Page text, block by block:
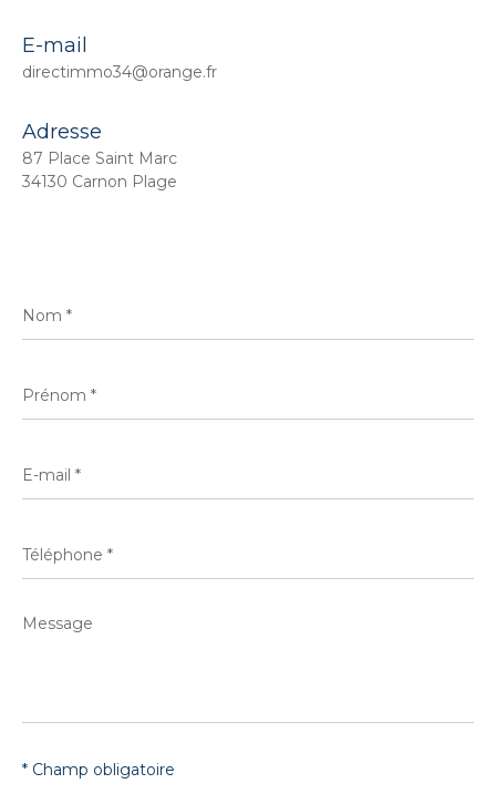
E-mail
directimmo34@orange.fr
Adresse
87 Place Saint Marc
34130 Carnon Plage
*
*
mail
*
*
Message
*
* Champ obligatoire